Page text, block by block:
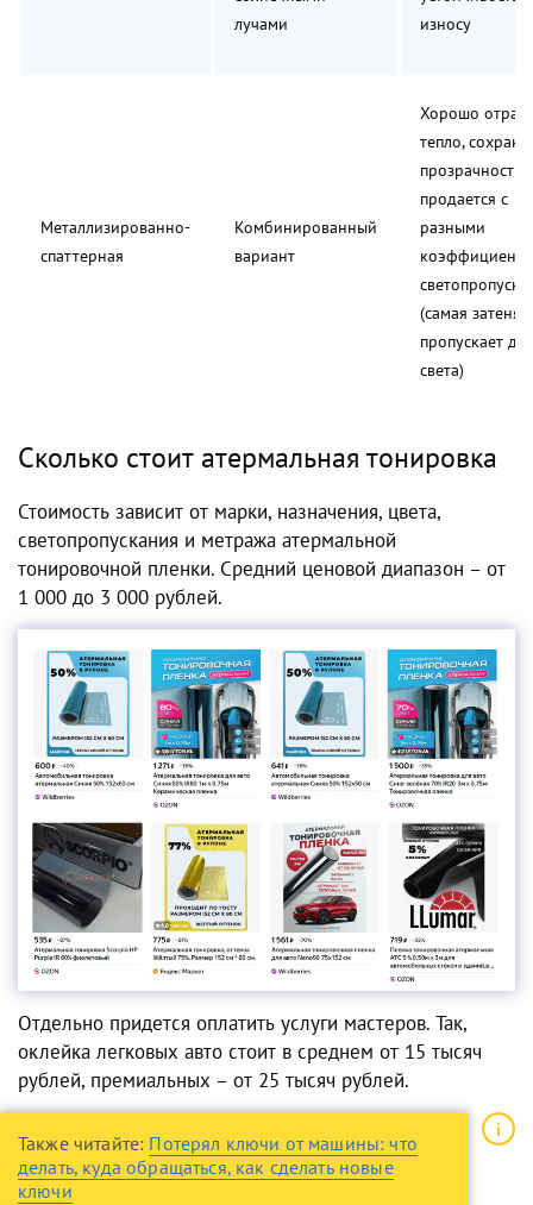
лучами
износу
Металлизированно-
спаттерная
Комбинированный
вариант
Хорошо
тепло,
прозрачность,
продается с
разными
(самая
пропускает до
света)
Сколько стоит атермальная тонировка
Стоимость зависит от марки, назначения, цвета,
светопропускания и метража атермальной
тонировочной пленки. Средний ценовой диапазон – от
1 000 до 3 000 рублей.
Отдельно придется оплатить услуги мастеров. Так,
оклейка легковых авто стоит в среднем от 15 тысяч
рублей, премиальных – от 25 тысяч рублей.
Также читайте: Потерял ключи от машины: что
делать, куда обращаться, как сделать новые
ключи